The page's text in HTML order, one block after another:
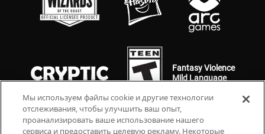
Fantasy Violence
Mild Language
Мы используем файлы cookie и другие технологии
отслеживания, чтобы улучшить ваш опыт,
проанализировать ваше использование нашего
сервиса и предоставить целевую рекламу. Некоторые